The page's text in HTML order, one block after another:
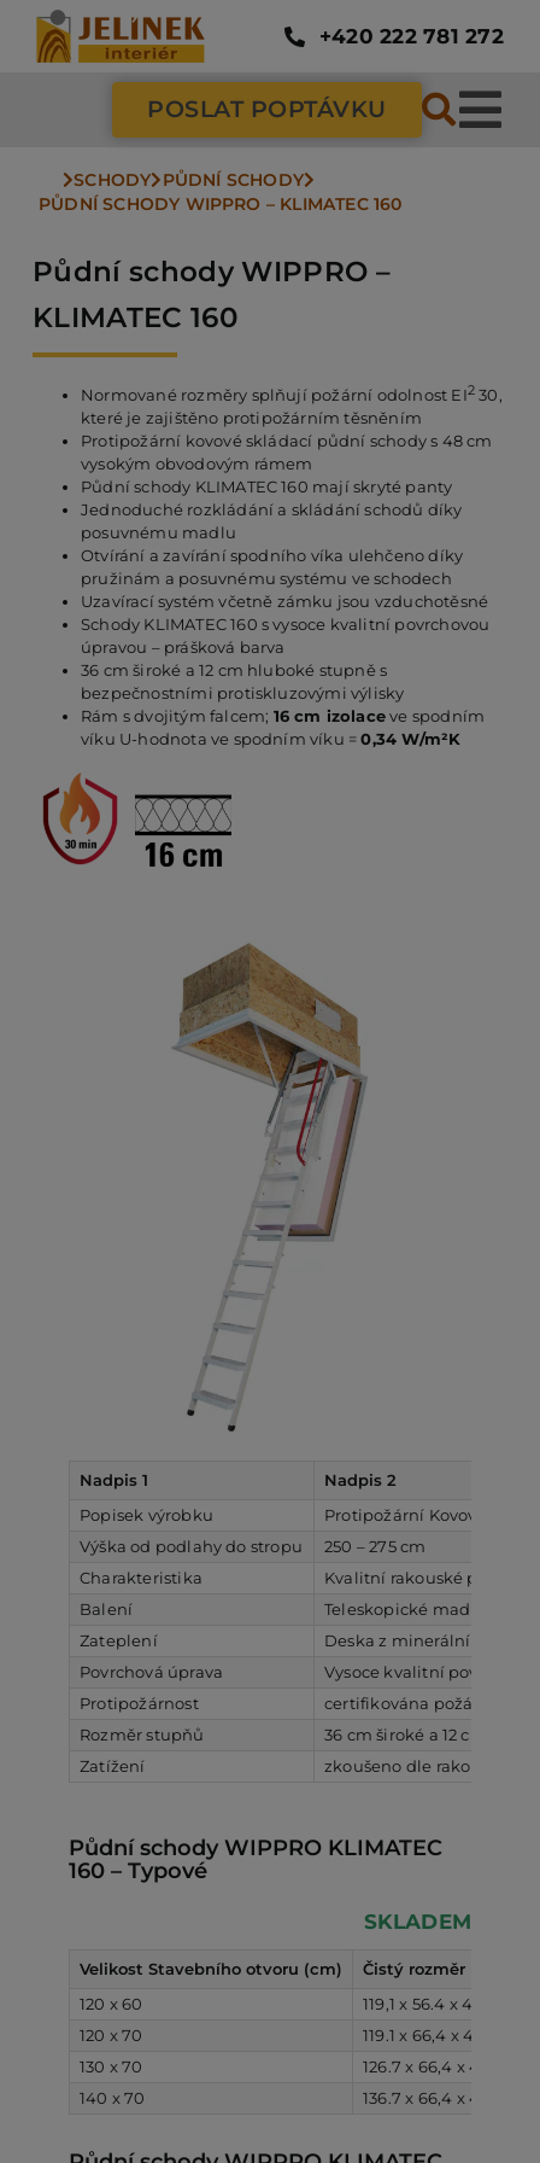
Přeskočit
obsah
+420 222 781 272
POSLAT POPTÁVKU
SCHODY PŮDNÍ SCHODY
PŮDNÍ SCHODY WIPPRO – KLIMATEC 160
Půdní schody WIPPRO –
KLIMATEC 160
Normované rozměry splňují požární odolnost EI230,
které je zajištěno protipožárním těsněním
Protipožární kovové skládací půdní schody s 48 cm
vysokým obvodovým rámem
Půdní schody KLIMATEC 160 mají skryté panty
Jednoduché rozkládání a skládání schodů díky
posuvnému madlu
Otvírání a zavírání spodního víka ulehčeno díky
pružinám a posuvnému systému ve schodech
Uzavírací systém včetně zámku jsou vzduchotěsné
Schody KLIMATEC 160 s vysoce kvalitní povrchovou
úpravou – prášková barva
36 cm široké a 12 cm hluboké stupně s
bezpečnostními protiskluzovými výlisky
Rám s dvojitým falcem; 16 cm izolaceve spodním
víku U-hodnota ve spodním víku =0,34 W/m²K
Nadpis 1
Nadpis 2
Popisek výrobku
Protipožární Kovové
Výška od podlahy do stropu
250 – 275 cm
Charakteristika
Kvalitní rakouské půdní
Balení
Teleskopické madlo,
Zateplení
Deska z minerální vlny o
Povrchová úprava
Vysoce kvalitní
Protipožárnost
certifikována požární
Rozměr stupňů
36 cm široké a 12 cm
Zatížení
zkoušeno dle rakouské
Půdní schody WIPPRO KLIMATEC
160 – Typové
SKLADEM
Velikost Stavebního otvoru (cm) Čistý rozměr (cm)
120 x 60
119,1 x 56.4 x 48
120 x 70
119.1 x 66,4 x 48
130 x 70
126.7 x 66,4 x 48
140 x 70
136.7 x 66,4 x 48